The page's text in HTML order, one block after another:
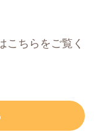
こちらをご覧く